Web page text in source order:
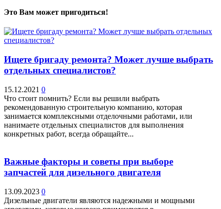
Это Вам может пригодиться!
Ищете бригаду ремонта? Может лучше выбрать
отдельных специалистов?
15.12.2021 0
Что стоит помнить? Если вы решили выбрать
рекомендованную строительную компанию, которая
занимается комплексными отделочными работами, или
нанимаете отдельных специалистов для выполнения
конкретных работ, всегда обращайте...
Важные факторы и советы при выборе
запчастей для дизельного двигателя
13.09.2023 0
Дизельные двигатели являются надежными и мощными